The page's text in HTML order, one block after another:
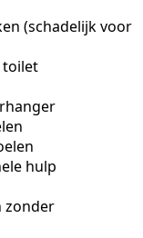
(schadelijk voor
toilet
hulp
zonder